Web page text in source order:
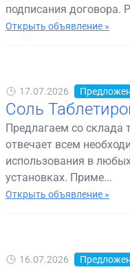
подписания договора.
Открыть объявление »
17.07.2026
Соль
Предлагаем со склада
отвечает всем
использования в
установках. Приме...
Открыть объявление »
16.07.2026